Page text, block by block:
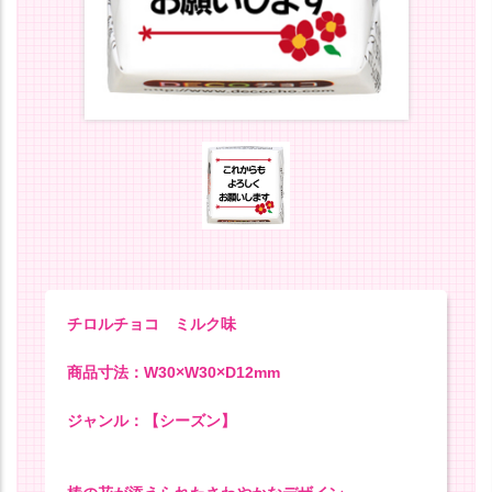
チロルチョコ ミルク味
商品寸法：W30×W30×D12mm
ジャンル：【シーズン】